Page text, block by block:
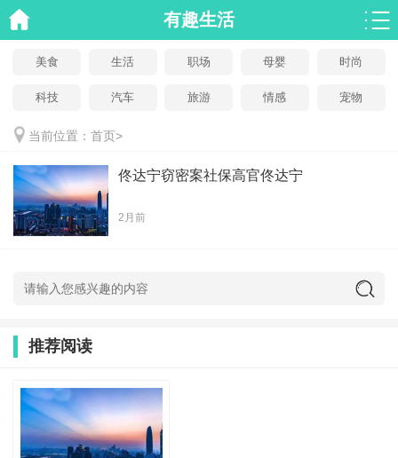
有趣生活
美食 生活 职场 母婴 时尚
科技 汽车 旅游 情感 宠物
当前位置： 首页>
佟达宁窃密案社保高官佟达宁
2月前
推荐阅读